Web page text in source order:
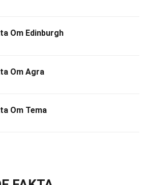
Om Edinburgh
Om Agra
Om Tema